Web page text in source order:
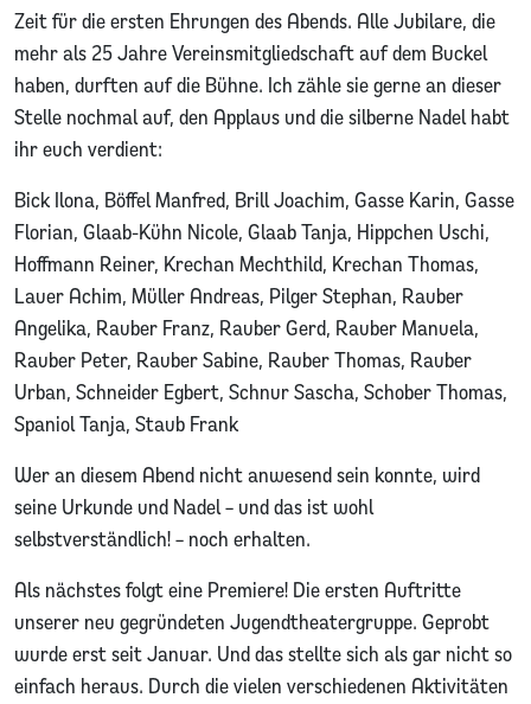
Zeit für die ersten Ehrungen des Abends. Alle Jubilare, die
mehr als 25 Jahre Vereinsmitgliedschaft auf dem Buckel
haben, durften auf die Bühne. Ich zähle sie gerne an dieser
Stelle nochmal auf, den Applaus und die silberne Nadel habt
ihr euch verdient:
Bick Ilona, Böffel Manfred, Brill Joachim, Gasse Karin, Gasse
Florian, Glaab-Kühn Nicole, Glaab Tanja, Hippchen Uschi,
Hoffmann Reiner, Krechan Mechthild, Krechan Thomas,
Lauer Achim, Müller Andreas, Pilger Stephan, Rauber
Angelika, Rauber Franz, Rauber Gerd, Rauber Manuela,
Rauber Peter, Rauber Sabine, Rauber Thomas, Rauber
Urban, Schneider Egbert, Schnur Sascha, Schober Thomas,
Spaniol Tanja, Staub Frank
Wer an diesem Abend nicht anwesend sein konnte, wird
seine Urkunde und Nadel – und das ist wohl
selbstverständlich! – noch erhalten.
Als nächstes folgt eine Premiere! Die ersten Auftritte
unserer neu gegründeten Jugendtheatergruppe. Geprobt
wurde erst seit Januar. Und das stellte sich als gar nicht so
einfach heraus. Durch die vielen verschiedenen Aktivitäten